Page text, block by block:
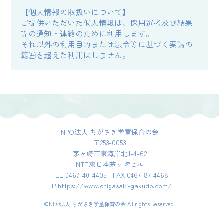
【個人情報の取扱いについて】
ご提供いただいた個人情報は、採用選考及び結果
等の通知・連絡のために利用します。
それ以外の利用目的または法令等に基づく要請の
範囲を超えた利用はしません。
NPO法人 ちがさき学童保育の会
〒253-0053
茅ヶ崎市東海岸北1-4-62
NTT東日本茅ヶ崎ビル
TEL 0467-40-4405 FAX 0467-87-4468
HP https://www.chigasaki-gakudo.com/
©NPO法人 ちがさき学童保育の会 All rights Reserved.